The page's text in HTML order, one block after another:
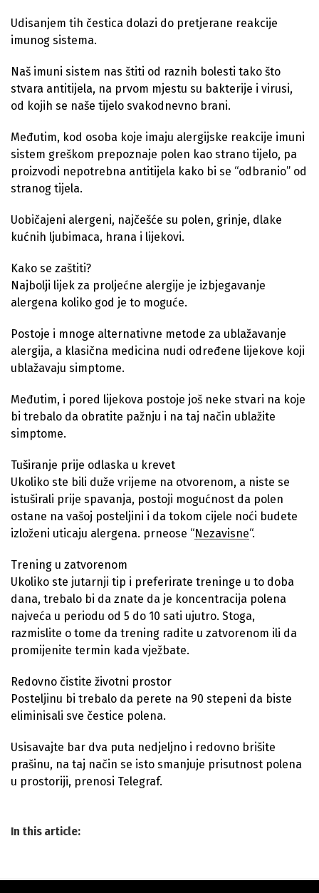
Udisanjem tih čestica dolazi do pretjerane reakcije
imunog sistema.
Naš imuni sistem nas štiti od raznih bolesti tako što
stvara antitijela, na prvom mjestu su bakterije i virusi,
od kojih se naše tijelo svakodnevno brani.
Međutim, kod osoba koje imaju alergijske reakcije imuni
sistem greškom prepoznaje polen kao strano tijelo, pa
proizvodi nepotrebna antitijela kako bi se “odbranio” od
stranog tijela.
Uobičajeni alergeni, najčešće su polen, grinje, dlake
kućnih ljubimaca, hrana i lijekovi.
Kako se zaštiti?
Najbolji lijek za proljećne alergije je izbjegavanje
alergena koliko god je to moguće.
Postoje i mnoge alternativne metode za ublažavanje
alergija, a klasična medicina nudi određene lijekove koji
ublažavaju simptome.
Međutim, i pored lijekova postoje još neke stvari na koje
bi trebalo da obratite pažnju i na taj način ublažite
simptome.
Tuširanje prije odlaska u krevet
Ukoliko ste bili duže vrijeme na otvorenom, a niste se
istuširali prije spavanja, postoji mogućnost da polen
ostane na vašoj posteljini i da tokom cijele noći budete
izloženi uticaju alergena. prneose “Nezavisne“.
Trening u zatvorenom
Ukoliko ste jutarnji tip i preferirate treninge u to doba
dana, trebalo bi da znate da je koncentracija polena
najveća u periodu od 5 do 10 sati ujutro. Stoga,
razmislite o tome da trening radite u zatvorenom ili da
promijenite termin kada vježbate.
Redovno čistite životni prostor
Posteljinu bi trebalo da perete na 90 stepeni da biste
eliminisali sve čestice polena.
Usisavajte bar dva puta nedjeljno i redovno brišite
prašinu, na taj način se isto smanjuje prisutnost polena
u prostoriji, prenosi Telegraf.
In this article: